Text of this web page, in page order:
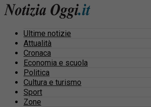
Ultime notizie
Attualità
Cronaca
Economia e scuola
Politica
Cultura e turismo
Sport
Zone